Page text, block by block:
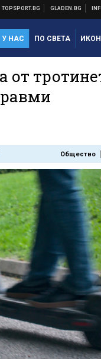
У НАС ПО СВЕТА
от
Общество